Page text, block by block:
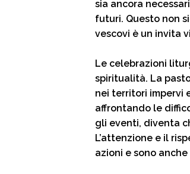
sia ancora
futuri. Questo non
vescovi è un invita
Le celebrazioni
spiritualità. La
nei territori impervi
affrontando le
gli eventi, diventa
L’attenzione e il
azioni e sono